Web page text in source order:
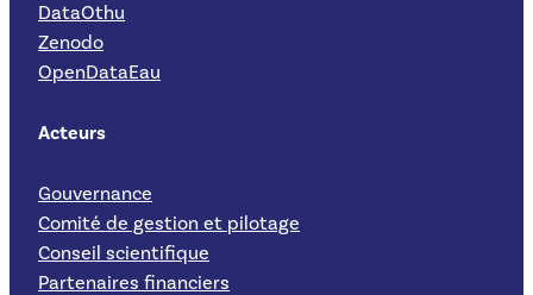
DataOthu
Zenodo
OpenDataEau
Acteurs
Gouvernance
Comité de gestion et pilotage
Conseil scientifique
Partenaires financiers